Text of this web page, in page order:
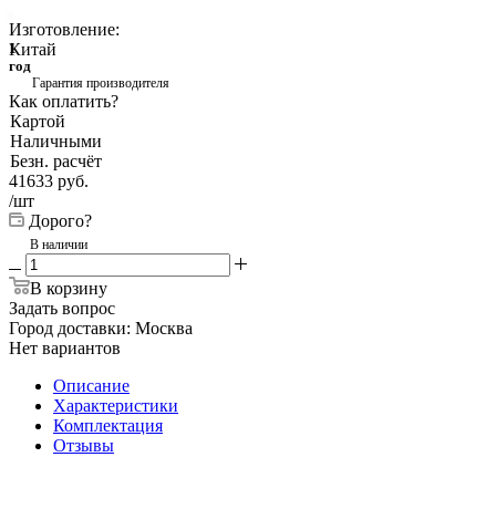
Изготовление:
Китай
1
год
Гарантия производителя
Как оплатить?
Картой
Наличными
Безн. расчёт
41633 руб.
/шт
Дорого?
В наличии
В корзину
Задать вопрос
Город доставки: Москва
Нет вариантов
Описание
Характеристики
Комплектация
Отзывы